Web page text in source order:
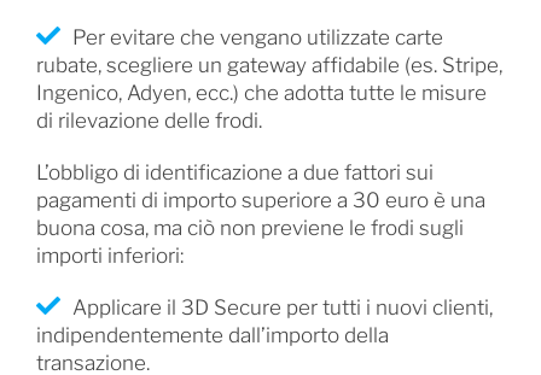
Per evitare che vengano utilizzate carte
rubate, scegliere un gateway affidabile (es. Stripe,
Ingenico, Adyen, ecc.) che adotta tutte le misure
di rilevazione delle frodi.
L’obbligo di identificazione a due fattori sui
pagamenti di importo superiore a 30 euro è una
buona cosa, ma ciò non previene le frodi sugli
importi inferiori:
Applicare il 3D Secure per tutti i nuovi clienti,
indipendentemente dall’importo della
transazione.